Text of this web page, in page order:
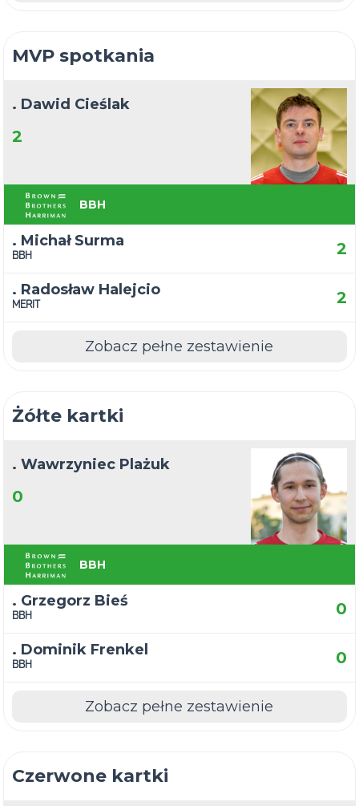
MVP spotkania
. Dawid Cieślak
2
BBH
. Michał Surma
BBH 2
. Radosław Halejcio
MERIT 2
Zobacz pełne zestawienie
Żółte kartki
. Wawrzyniec Plażuk
0
BBH
. Grzegorz Bieś
BBH 0
. Dominik Frenkel
BBH 0
Zobacz pełne zestawienie
Czerwone kartki